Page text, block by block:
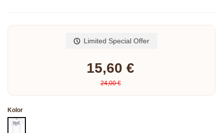
Limited Special Offer
15,60 €
24,00 €
Kolor
BIAŁY